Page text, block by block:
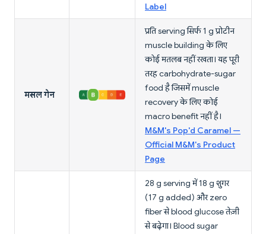
Label
मसल गेन
प्रति serving सिर्फ 1 g प्रोटीन
muscle building के लिए
कोई मतलब नहीं रखता। यह पूरी
तरह carbohydrate-sugar
food है जिसमें muscle
recovery के लिए कोई
macro benefit नहीं है।
M&M's Pop'd Caramel —
Official M&M's Product
Page
28 g serving में 18 g शुगर
(17 g added) और zero
fiber से blood glucose तेज़ी
से बढ़ेगा। Blood sugar